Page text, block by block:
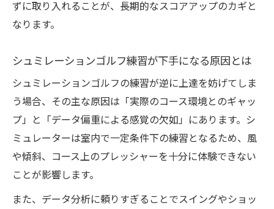
ずに取り入れることが、長期的なスコアアップのカギと
なります。
シュミレーションゴルフ練習が下手になる原因とは
シュミレーションゴルフの練習が逆に上達を妨げてしま
う場合、その主な原因は「実際のコース環境とのギャッ
プ」と「データ偏重による感覚の欠如」にあります。シ
ミュレーターは室内で一定条件下の練習となるため、風
や傾斜、コース上のプレッシャーを十分に体験できない
ことが影響します。
また、データ分析に頼りすぎることでスイングやショッ